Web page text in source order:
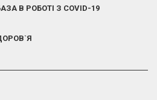
В РОБОТІ З COVID-19